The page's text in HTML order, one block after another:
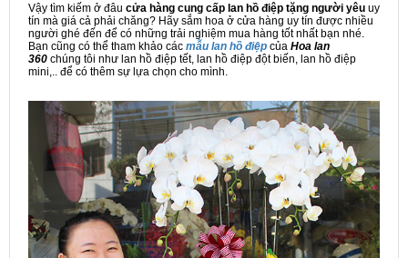
Vậy tìm kiếm ở đâu cửa hàng cung cấp lan hồ điệp tặng người yêu uy
tín mà giá cả phải chăng? Hãy sắm hoa ở cửa hàng uy tín được nhiều
người ghé đến để có những trải nghiệm mua hàng tốt nhất bạn nhé.
Bạn cũng có thể tham khảo các mẫu lan hồ điệp của Hoa lan
360 chúng tôi như lan hồ điệp tết, lan hồ điệp đột biến, lan hồ điệp
mini,.. để có thêm sự lựa chọn cho mình.